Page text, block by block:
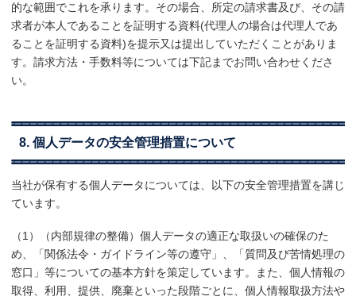
的な範囲でこれを承ります。その場合、所定の請求書及び、その請
求者が本人であることを証明する資料(代理人の場合は代理人であ
ることを証明する資料)を提示又は提出していただくことがありま
す。請求方法・手数料等については下記までお問い合わせくださ
い。
8. 個人データの安全管理措置について
当社が保有する個人データについては、以下の安全管理措置を講じ
ています。
（1）（内部規律の整備）個人データの適正な取扱いの確保のた
め、「関係法令・ガイドライン等の遵守」、「質問及び苦情処理の
窓口」等についての基本方針を策定しています。また、個人情報の
取得、利用、提供、廃棄といった段階ごとに、個人情報取扱方法や